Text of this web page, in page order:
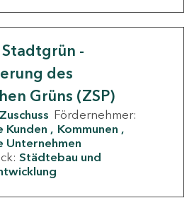
-
des
Grüns (ZSP)
Zuschuss Fördernehmer:
Kunden
Kommunen
Unternehmen
Städtebau und